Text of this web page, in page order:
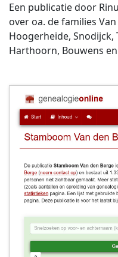
Een publicatie door
over oa. de families
Hoogerheide, Snodijck,
Harthoorn, Bouwens